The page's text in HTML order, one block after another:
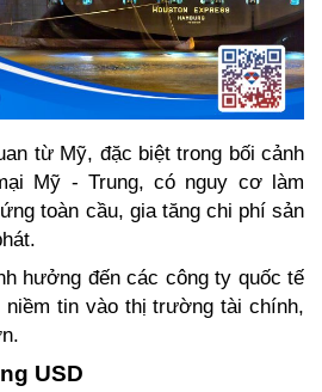
từ Mỹ, đặc biệt trong bối cảnh
Mỹ - Trung, có nguy cơ làm
toàn cầu, gia tăng chi phí sản
hưởng đến các công ty quốc tế
niềm tin vào thị trường tài chính,
USD